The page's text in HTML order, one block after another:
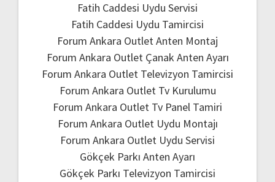
Fatih Caddesi Uydu Servisi
Fatih Caddesi Uydu Tamircisi
Forum Ankara Outlet Anten Montaj
Forum Ankara Outlet Çanak Anten Ayarı
Forum Ankara Outlet Televizyon Tamircisi
Forum Ankara Outlet Tv Kurulumu
Forum Ankara Outlet Tv Panel Tamiri
Forum Ankara Outlet Uydu Montajı
Forum Ankara Outlet Uydu Servisi
Gökçek Parkı Anten Ayarı
Gökçek Parkı Televizyon Tamircisi